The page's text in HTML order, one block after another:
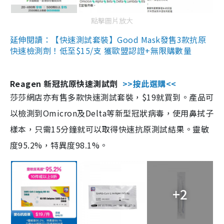
點擊圖片放大
延伸閱讀：【快速測試套裝】Good Mask發售3款抗原
快速檢測劑！低至$15/支 獲歐盟認證+無限購數量
Reagen 新冠抗原快速測試劑 >>按此選購<<
莎莎網店亦有售多款快速測試套裝，$19就買到。產品可
以檢測到Omicron及Delta等新型冠狀病毒，使用鼻拭子
樣本，只需15分鐘就可以取得快速抗原測試結果。靈敏
度95.2%，特異度98.1%。
+2